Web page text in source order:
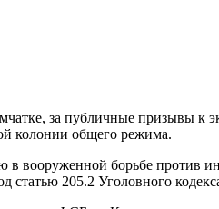
за публичные призывы к
колонии общего режима.
в вооруженной борьбе против
статью 205.2 Уголовного